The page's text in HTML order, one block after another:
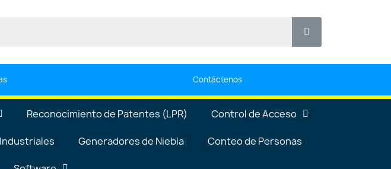
Contáctenos
Reconocimiento de Patentes (LPR) Control de Acceso
Generadores de Niebla Conteo de Personas